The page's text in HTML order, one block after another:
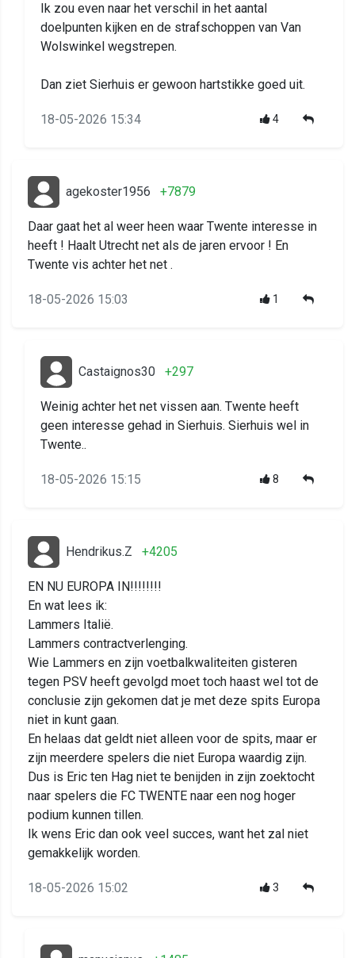
Ik zou even naar het verschil in het aantal
doelpunten kijken en de strafschoppen van Van
Wolswinkel wegstrepen.
Dan ziet Sierhuis er gewoon hartstikke goed uit.
18-05-2026 15:34 4
agekoster1956 +7879
Daar gaat het al weer heen waar Twente interesse in
heeft ! Haalt Utrecht net als de jaren ervoor ! En
Twente vis achter het net .
18-05-2026 15:03 1
Castaignos30 +297
Weinig achter het net vissen aan. Twente heeft
geen interesse gehad in Sierhuis. Sierhuis wel in
Twente..
18-05-2026 15:15 8
Hendrikus.Z +4205
EN NU EUROPA IN!!!!!!!!
En wat lees ik:
Lammers Italië.
Lammers contractverlenging.
Wie Lammers en zijn voetbalkwaliteiten gisteren
tegen PSV heeft gevolgd moet toch haast wel tot de
conclusie zijn gekomen dat je met deze spits Europa
niet in kunt gaan.
En helaas dat geldt niet alleen voor de spits, maar er
zijn meerdere spelers die niet Europa waardig zijn.
Dus is Eric ten Hag niet te benijden in zijn zoektocht
naar spelers die FC TWENTE naar een nog hoger
podium kunnen tillen.
Ik wens Eric dan ook veel succes, want het zal niet
gemakkelijk worden.
18-05-2026 15:02 3